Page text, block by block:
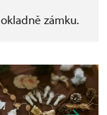
zámku.